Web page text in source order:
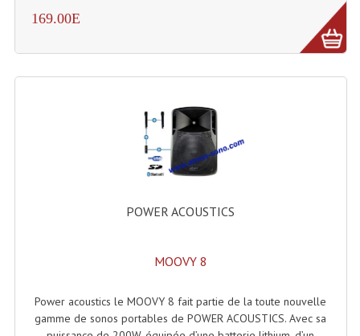
Structures
Structures Carrées
Structures, Angles Sd150
Tour De Travail Et Échafaudage
Flight Case Régie
169.00E
POWER ACOUSTICS
MOOVY 8
Power acoustics le MOOVY 8 fait partie de la toute nouvelle
gamme de sonos portables de POWER ACOUSTICS. Avec sa